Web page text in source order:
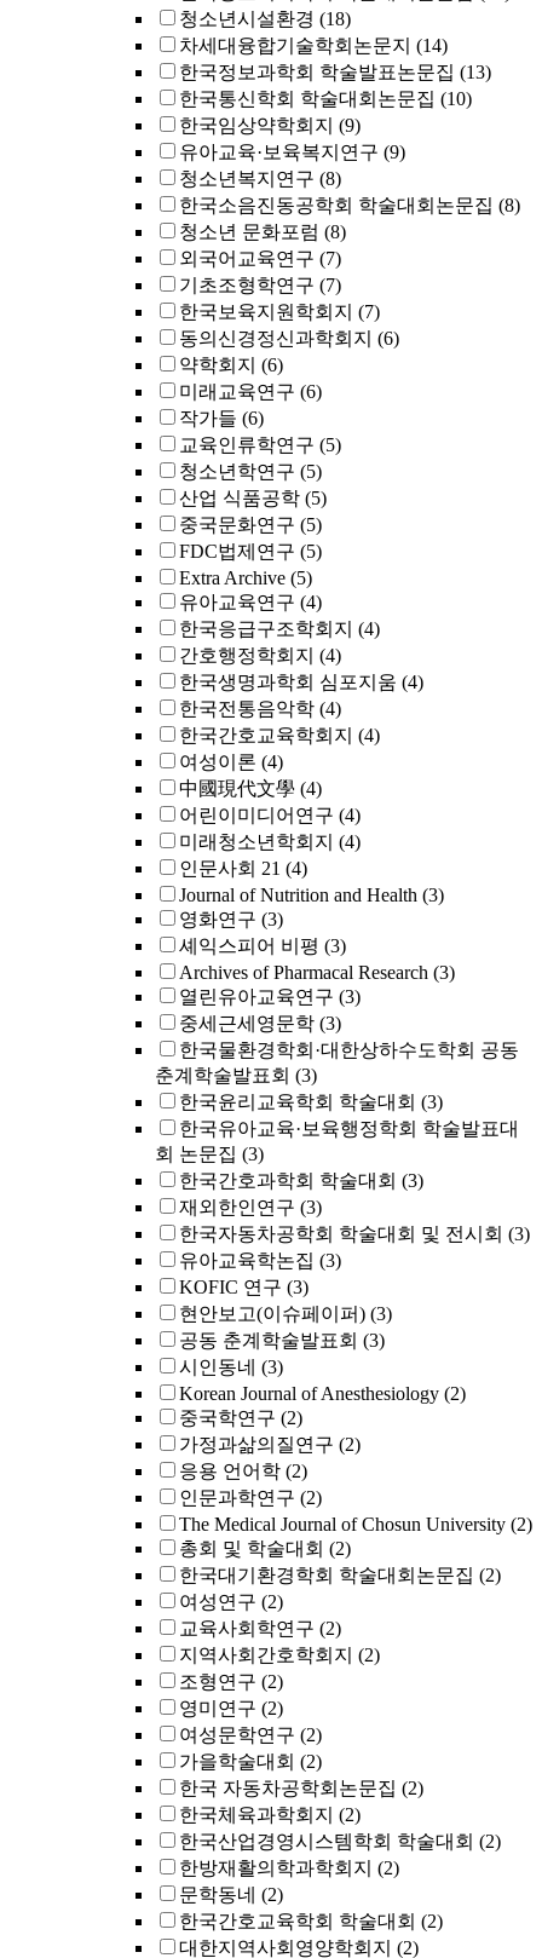
청소년시설환경 (18)
차세대융합기술학회논문지 (14)
한국정보과학회 학술발표논문집 (13)
한국통신학회 학술대회논문집 (10)
한국임상약학회지 (9)
유아교육·보육복지연구 (9)
청소년복지연구 (8)
한국소음진동공학회 학술대회논문집 (8)
청소년 문화포럼 (8)
외국어교육연구 (7)
기초조형학연구 (7)
한국보육지원학회지 (7)
동의신경정신과학회지 (6)
약학회지 (6)
미래교육연구 (6)
작가들 (6)
교육인류학연구 (5)
청소년학연구 (5)
산업 식품공학 (5)
중국문화연구 (5)
FDC법제연구 (5)
Extra Archive (5)
유아교육연구 (4)
한국응급구조학회지 (4)
간호행정학회지 (4)
한국생명과학회 심포지움 (4)
한국전통음악학 (4)
한국간호교육학회지 (4)
여성이론 (4)
中國現代文學 (4)
어린이미디어연구 (4)
미래청소년학회지 (4)
인문사회 21 (4)
Journal of Nutrition and Health (3)
영화연구 (3)
셰익스피어 비평 (3)
Archives of Pharmacal Research (3)
열린유아교육연구 (3)
중세근세영문학 (3)
한국물환경학회·대한상하수도학회 공동
춘계학술발표회 (3)
한국윤리교육학회 학술대회 (3)
한국유아교육·보육행정학회 학술발표대
회 논문집 (3)
한국간호과학회 학술대회 (3)
재외한인연구 (3)
한국자동차공학회 학술대회 및 전시회 (3)
유아교육학논집 (3)
KOFIC 연구 (3)
현안보고(이슈페이퍼) (3)
공동 춘계학술발표회 (3)
시인동네 (3)
Korean Journal of Anesthesiology (2)
중국학연구 (2)
가정과삶의질연구 (2)
응용 언어학 (2)
인문과학연구 (2)
The Medical Journal of Chosun University (2)
총회 및 학술대회 (2)
한국대기환경학회 학술대회논문집 (2)
여성연구 (2)
교육사회학연구 (2)
지역사회간호학회지 (2)
조형연구 (2)
영미연구 (2)
여성문학연구 (2)
가을학술대회 (2)
한국 자동차공학회논문집 (2)
한국체육과학회지 (2)
한국산업경영시스템학회 학술대회 (2)
한방재활의학과학회지 (2)
문학동네 (2)
한국간호교육학회 학술대회 (2)
대한지역사회영양학회지 (2)